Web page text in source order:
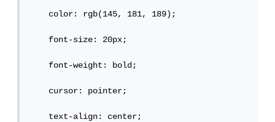
color: rgb(145, 181, 189);
font-size: 20px;
font-weight: bold;
cursor: pointer;
text-align: center;